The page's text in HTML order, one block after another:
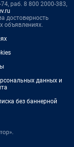
раб. 8 800 2000-383,
достоверность
объявлениях.
данных и
без баннерной